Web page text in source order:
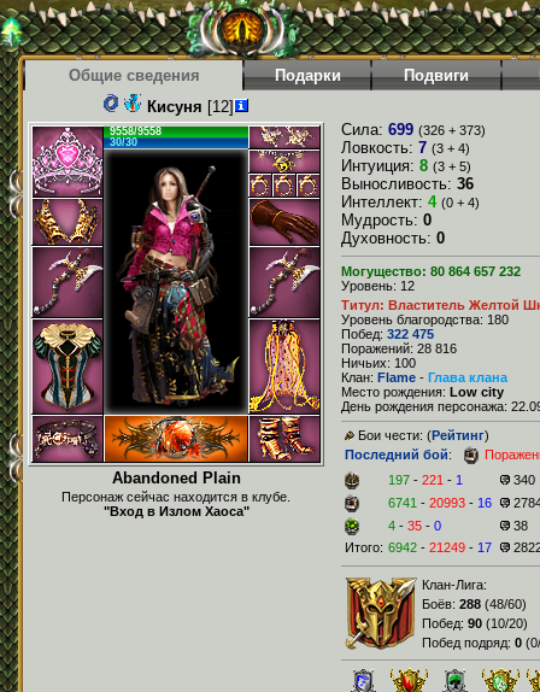
Общие сведения Подарки Подвиги
Кисуня [12]
9558/9558
30/30
Abandoned Plain
Персонаж сейчас находится в клубе.
"Вход в Излом Хаоса"
Сила: 699 (326 + 373)
Ловкость: 7 (3 + 4)
Интуиция: 8 (3 + 5)
Выносливость: 36
Интеллект: 4 (0 + 4)
Мудрость: 0
Духовность: 0
Могущество: 80 864 657 232
Уровень: 12
Титул: Властитель Желтой
Уровень благородства: 180
Побед: 322 475
Поражений: 28 816
Ничьих: 100
Клан: Flame - Глава клана
Место рождения: Low city
День рождения персонажа:
Бои чести: (Рейтинг)
Последний бой:
197 - 221 - 1
340
6741 - 20993 - 16
4 - 35 - 0
38
Итого: 6942 - 21249 - 17
Клан-Лига:
Боёв: 288 (48/60)
Побед: 90 (10/20)
Побед подряд: 0 (